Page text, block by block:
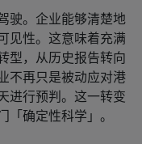
驶。企业能够清楚地
见性。这意味着充满
型，从历史报告转向
不再只是被动应对港
进行预判。这一转变
确定性科学」。